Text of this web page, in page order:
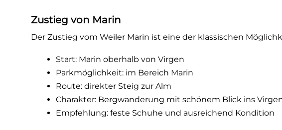
Zustieg von Marin
Der Zustieg vom Weiler Marin ist eine der klassischen
Start: Marin oberhalb von Virgen
Parkmöglichkeit: im Bereich Marin
Route: direkter Steig zur Alm
Charakter: Bergwanderung mit schönem Blick ins
Empfehlung: feste Schuhe und ausreichend Kondition